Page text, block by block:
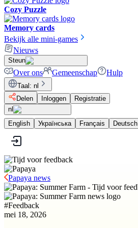
Cozy Puzzle
Memory cards
Bekijk alle mini-games
Nieuws
Steun
Over ons Gemeenschap Hulp
Taal : nl
Delen
Inloggen
Registratie
nl
English
Українська Français Deutsch
Papaya news
#Feedback
mei 18, 2026